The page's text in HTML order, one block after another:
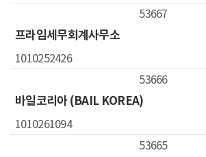
53667
프라임세무회계사무소
1010252426
53666
바일코리아 (BAIL KOREA)
1010261094
53665